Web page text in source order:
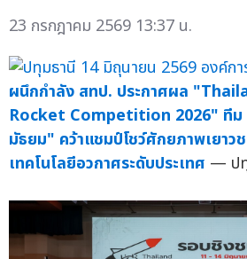
23 กรกฎาคม 2569 13:37 น.
ผนึกกำลัง สทป. ประกาศผล
Rocket Competition 2026" ทีม
มัธยม" คว้าแชมป์โชว์ศักยภาพเยาวช
เทคโนโลยีอวกาศระดับประเทศ — ป